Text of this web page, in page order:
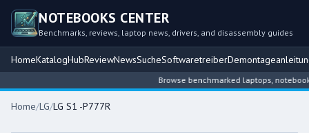
NOTEBOOKS CENTER
Benchmarks, reviews, laptop news, drivers, and disassembly guides
HomeKatalogHubReviewNewsSucheSoftwaretreiber
Browse benchmarked laptops,
Home/LG/LG S1 -P777R